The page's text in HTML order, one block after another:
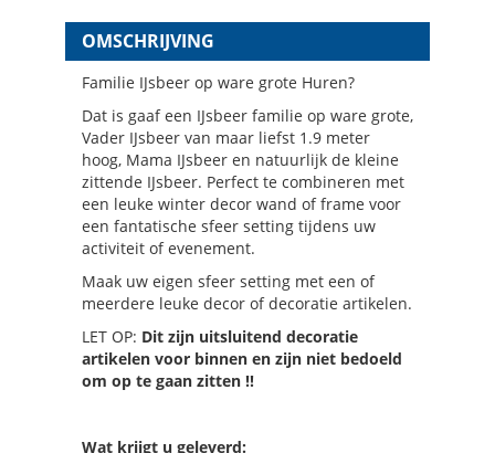
OMSCHRIJVING
Familie IJsbeer op ware grote Huren?
Dat is gaaf een IJsbeer familie op ware grote,
Vader IJsbeer van maar liefst 1.9 meter
hoog, Mama IJsbeer en natuurlijk de kleine
zittende IJsbeer. Perfect te combineren met
een leuke winter decor wand of frame voor
een fantatische sfeer setting tijdens uw
activiteit of evenement.
Maak uw eigen sfeer setting met een of
meerdere leuke decor of decoratie artikelen.
LET OP: Dit zijn uitsluitend decoratie
artikelen voor binnen en zijn niet bedoeld
om op te gaan zitten !!
Wat krijgt u geleverd: